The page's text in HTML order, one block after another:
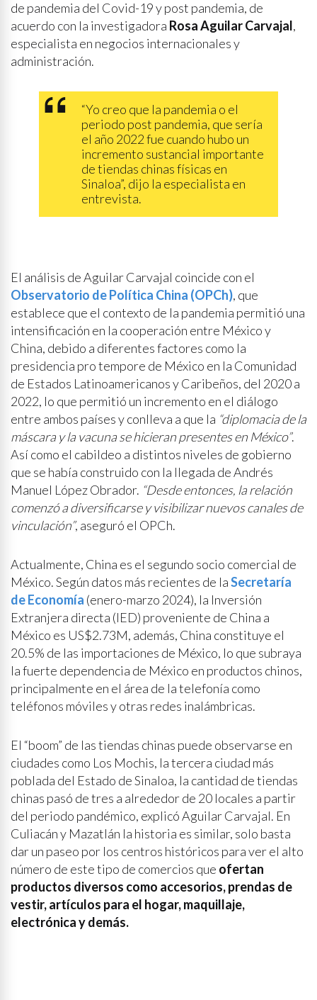
de pandemia del Covid-19 y post pandemia, de
acuerdo con la investigadora Rosa Aguilar Carvajal,
especialista en negocios internacionales y
administración.
“Yo creo que la pandemia o el
periodo post pandemia, que sería
el año 2022 fue cuando hubo un
incremento sustancial importante
de tiendas chinas físicas en
Sinaloa”, dijo la especialista en
entrevista.
El análisis de Aguilar Carvajal coincide con el
Observatorio de Política China (OPCh), que
establece que el contexto de la pandemia permitió una
intensificación en la cooperación entre México y
China, debido a diferentes factores como la
presidencia pro tempore de México en la Comunidad
de Estados Latinoamericanos y Caribeños, del 2020 a
2022, lo que permitió un incremento en el diálogo
entre ambos países y conlleva a que la “diplomacia de la
máscara y la vacuna se hicieran presentes en México”.
Así como el cabildeo a distintos niveles de gobierno
que se había construido con la llegada de Andrés
Manuel López Obrador. “Desde entonces, la relación
comenzó a diversificarse y visibilizar nuevos canales de
vinculación”, aseguró el OPCh.
Actualmente, China es el segundo socio comercial de
México. Según datos más recientes de laSecretaría
de Economía (enero-marzo 2024), la Inversión
Extranjera directa (IED) proveniente de China a
México es US$2.73M, además, China constituye el
20.5% de las importaciones de México, lo que subraya
la fuerte dependencia de México en productos chinos,
principalmente en el área de la telefonía como
teléfonos móviles y otras redes inalámbricas.
El “boom” de las tiendas chinas puede observarse en
ciudades como Los Mochis, la tercera ciudad más
poblada del Estado de Sinaloa, la cantidad de tiendas
chinas pasó de tres a alrededor de 20 locales a partir
del periodo pandémico, explicó Aguilar Carvajal. En
Culiacán y Mazatlán la historia es similar, solo basta
dar un paseo por los centros históricos para ver el alto
número de este tipo de comercios que ofertan
productos diversos como accesorios, prendas de
vestir, artículos para el hogar, maquillaje,
electrónica y demás.